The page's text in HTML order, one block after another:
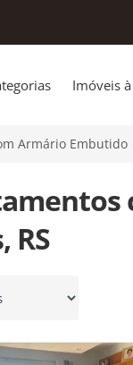
Imóveis
Armário Embutido
RS